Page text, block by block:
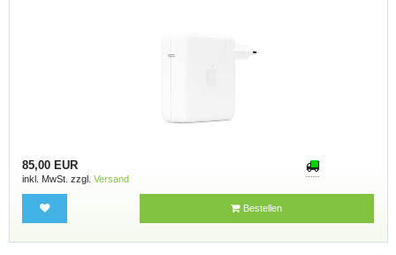
85,00 EUR
inkl. MwSt. zzgl. Versand
Bestellen